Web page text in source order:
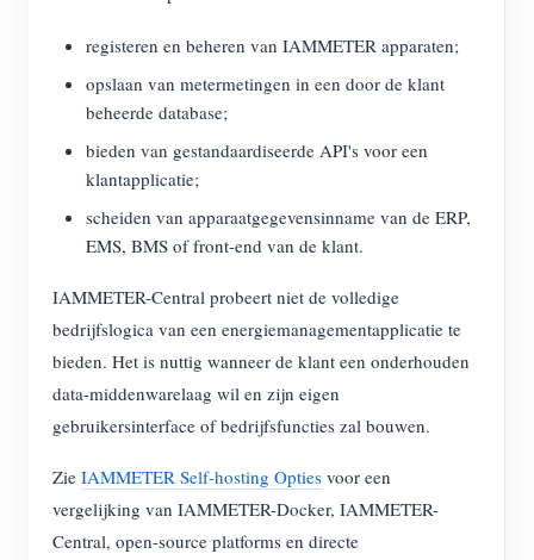
registeren en beheren van IAMMETER apparaten;
opslaan van metermetingen in een door de klant
beheerde database;
bieden van gestandaardiseerde API's voor een
klantapplicatie;
scheiden van apparaatgegevensinname van de ERP,
EMS, BMS of front-end van de klant.
IAMMETER-Central probeert niet de volledige
bedrijfslogica van een energiemanagementapplicatie te
bieden. Het is nuttig wanneer de klant een onderhouden
data-middenwarelaag wil en zijn eigen
gebruikersinterface of bedrijfsfuncties zal bouwen.
Zie IAMMETER Self-hosting Opties voor een
vergelijking van IAMMETER-Docker, IAMMETER-
Central, open-source platforms en directe